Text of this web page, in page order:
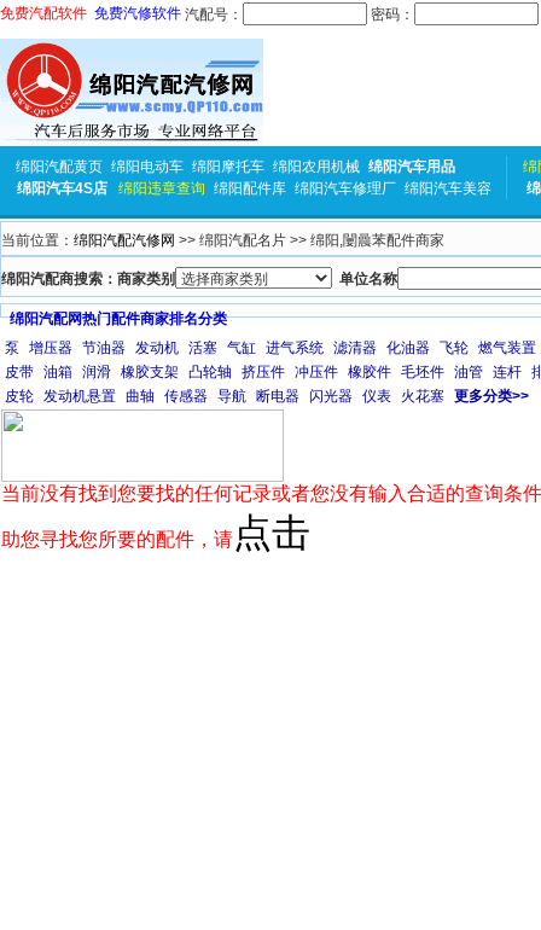
免费汽配软件 免费汽修软件 汽配号： 密码：
绵阳汽配黄页 绵阳电动车 绵阳摩托车 绵阳农用机械 绵阳汽车用品
绵阳汽车4S店
绵阳违章查询 绵阳配件库 绵阳汽车修理厂 绵阳汽车美容
绵
当前位置： 绵阳汽配汽修网 >> 绵阳汽配名片 >> 绵阳,闄曟苯配件商家
绵阳汽配商搜索：商家类别 单位名称
绵阳汽配网热门配件商家排名分类
泵
增压器 节油器 发动机 活塞 气缸 进气系统 滤清器 化油器 飞轮 燃气装置
皮带 油箱 润滑 橡胶支架 凸轮轴 挤压件 冲压件 橡胶件 毛坯件 油管 连杆
皮轮 发动机悬置 曲轴 传感器 导航 断电器 闪光器 仪表 火花塞 更多分类>>
当前没有找到您要找的任何记录或者您没有输入合适的查询条
助您寻找您所要的配件，请 点击